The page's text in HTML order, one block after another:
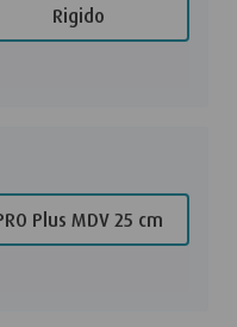
Rigido
PRO Plus MDV 25 cm